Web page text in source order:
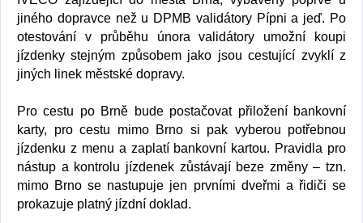
jiného dopravce než u DPMB validátory Pípni a jeď. Po
otestování v průběhu února validátory umožní koupi
jízdenky stejným způsobem jako jsou cestující zvyklí z
jiných linek městské dopravy.
Pro cestu po Brně bude postačovat přiložení bankovní
karty, pro cestu mimo Brno si pak vyberou potřebnou
jízdenku z menu a zaplatí bankovní kartou. Pravidla pro
nástup a kontrolu jízdenek zůstávají beze změny – tzn.
mimo Brno se nastupuje jen prvními dveřmi a řidiči se
prokazuje platný jízdní doklad.